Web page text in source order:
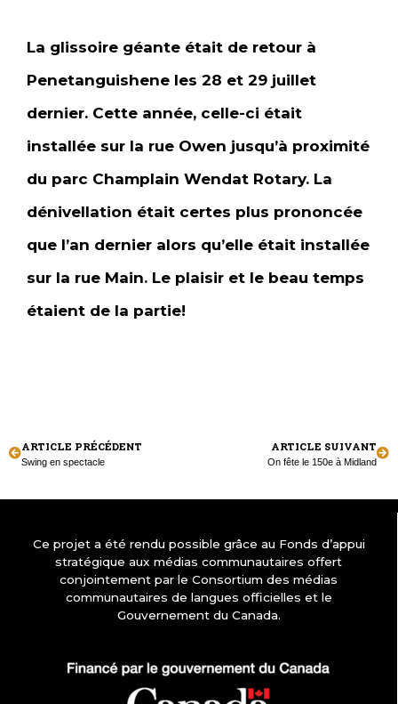
La glissoire géante était de retour à
Penetanguishene les 28 et 29 juillet
dernier. Cette année, celle-ci était
installée sur la rue Owen jusqu’à proximité
du parc Champlain Wendat Rotary. La
dénivellation était certes plus prononcée
que l’an dernier alors qu’elle était installée
sur la rue Main. Le plaisir et le beau temps
étaient de la partie!
ARTICLE PRÉCÉDENT
Swing en spectacle
ARTICLE SUIVANT
On fête le 150e à Midland
Ce projet a été rendu possible grâce au Fonds d’appui
stratégique aux médias communautaires offert
conjointement par le Consortium des médias
communautaires de langues officielles et le
Gouvernement du Canada.